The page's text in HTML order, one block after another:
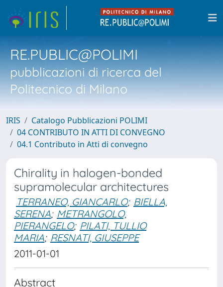
RE.PUBLIC@POLIMI
pubblicazioni di ricerca del
Politecnico di Milano
IRIS
Catalogo Pubblicazioni POLIMI
04 CONTRIBUTO IN ATTI DI CONVEGNO
04.1 Contributo in Atti di convegno
Chirality in halogen-bonded
supramolecular architectures
TERRANEO, GIANCARLO; BIELLA,
SERENA; METRANGOLO,
PIERANGELO; PILATI, TULLIO
MARIA; RESNATI, GIUSEPPE
2011-01-01
Abstract